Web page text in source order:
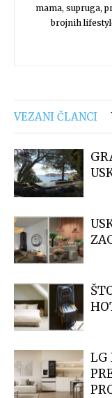
mama, supruga,
brojnih
VEZANI ČLANCI
LG